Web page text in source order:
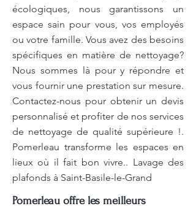
écologiques, nous garantissons un
espace sain pour vous, vos employés
ou votre famille. Vous avez des besoins
spécifiques en matière de nettoyage?
Nous sommes là pour y répondre et
vous fournir une prestation sur mesure.
Contactez-nous pour obtenir un devis
personnalisé et profiter de nos services
de nettoyage de qualité supérieure !.
Pomerleau transforme les espaces en
lieux où il fait bon vivre.. Lavage des
plafonds à Saint-Basile-le-Grand
Pomerleau offre les meilleurs